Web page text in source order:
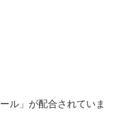
ル」が配合されていま